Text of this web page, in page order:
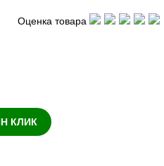
Оценка товара
КЛИК